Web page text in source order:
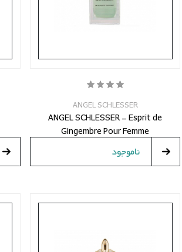
ANGEL SCHLESSER
ANGEL SCHLESSER - Esprit de
Gingembre Pour Femme
ناموجود